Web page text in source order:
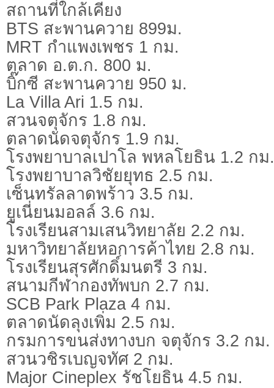
สถานที่ใกล้เคียง
BTS สะพานควาย 899ม.
MRT กำแพงเพชร 1 กม.
ตลาด อ.ต.ก. 800 ม.
บิ๊กซี สะพานควาย 950 ม.
La Villa Ari 1.5 กม.
สวนจตุจักร 1.8 กม.
ตลาดนัดจตุจักร 1.9 กม.
โรงพยาบาลเปาโล พหลโยธิน 1.2 กม.
โรงพยาบาลวิชัยยุทธ 2.5 กม.
เซ็นทรัลลาดพร้าว 3.5 กม.
ยูเนี่ยนมอลล์ 3.6 กม.
โรงเรียนสามเสนวิทยาลัย 2.2 กม.
มหาวิทยาลัยหอการค้าไทย 2.8 กม.
โรงเรียนสุรศักดิ์มนตรี 3 กม.
สนามกีฬากองทัพบก 2.7 กม.
SCB Park Plaza 4 กม.
ตลาดนัดลุงเพิ่ม 2.5 กม.
กรมการขนส่งทางบก จตุจักร 3.2 กม.
สวนวชิรเบญจทัศ 2 กม.
Major Cineplex รัชโยธิน 4.5 กม.